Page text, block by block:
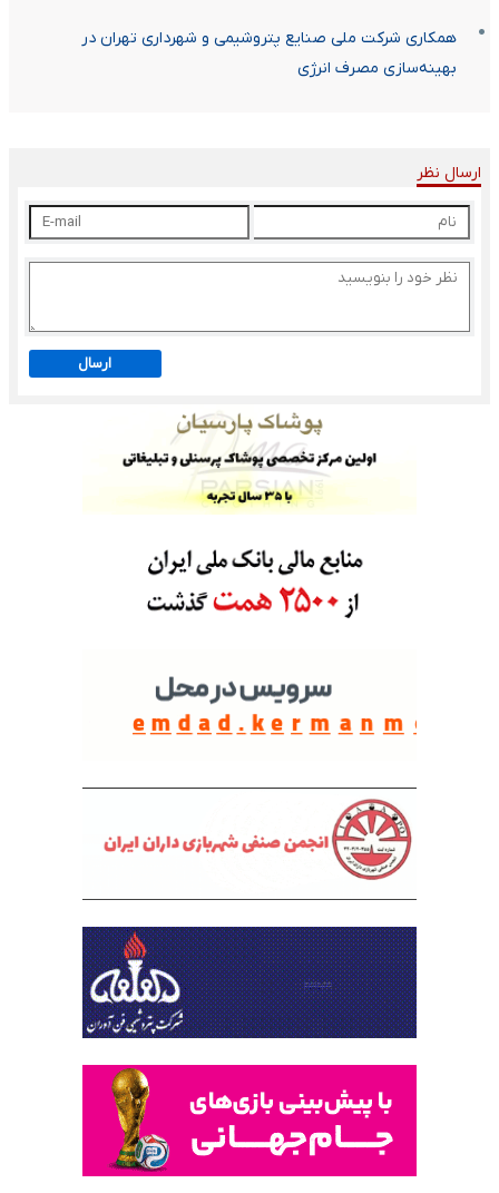
همکاری شرکت ملی صنایع پتروشیمی و شهرداری تهران در
بهینه‌سازی مصرف انرژی
ارسال نظر
ارسال